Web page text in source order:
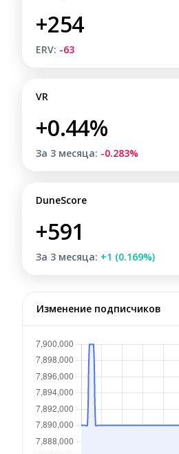
+254
ERV: -63
VR
+0.44%
За 3 месяца: -0.283%
DuneScore
+591
За 3 месяца: +1 (0.169%)
Изменение подписчиков